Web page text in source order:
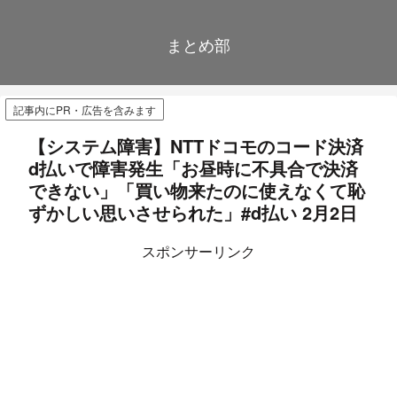
まとめ部
記事内にPR・広告を含みます
【システム障害】NTTドコモのコード決済
d払いで障害発生「お昼時に不具合で決済
できない」「買い物来たのに使えなくて恥
ずかしい思いさせられた」#d払い 2月2日
スポンサーリンク